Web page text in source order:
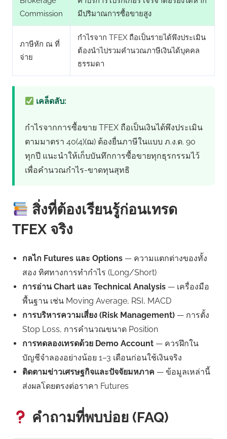
Commission
มีปริมาณการซื้อขายสูง
ภาษีหัก ณ ที่
จ่าย
กำไรจาก TFEX ถือเป็นรายได้พึงประเมิน
ต้องนำไปรวมคำนวณภาษีเงินได้บุคคล
ธรรมดา
เคล็ดลับ:
กำไรจากการซื้อขาย TFEX ถือเป็นเงินได้พึงประเมิน
ตามมาตรา 40(4)(ฌ) ต้องยื่นภาษีในแบบ ภ.ง.ด. 90
ทุกปี แนะนำให้เก็บบันทึกการซื้อขายทุกธุรกรรมไว้
เพื่อคำนวณกำไร-ขาดทุนสุทธิ
สิ่งที่ต้องเรียนรู้ก่อนเทรด
TFEX จริง
กลไก Futures และ Options — ความแตกต่างของทั้ง
สอง ทิศทางการทำกำไร (Long/Short)
การอ่าน Chart และ Technical Analysis — เครื่องมือ
พื้นฐาน เช่น Moving Average, RSI, MACD
การบริหารความเสี่ยง (Risk Management) — การตั้ง
Stop Loss, การคำนวณขนาด Position
การทดลองเทรดด้วย Demo Account — ควรฝึกใน
บัญชีจำลองอย่างน้อย 1–3 เดือนก่อนใช้เงินจริง
ติดตามข่าวเศรษฐกิจและปัจจัยมหภาค — ข้อมูลเหล่านี้
ส่งผลโดยตรงต่อราคา Futures
คำถามที่พบบ่อย (FAQ)